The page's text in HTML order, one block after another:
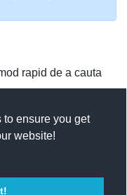
ensure you get
website!
rapid de a cauta
sau direct dupa
dintr-o localitate
utilizand functia de